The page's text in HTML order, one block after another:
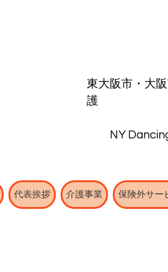
東大阪市・ 大
NY
代表挨拶 介護事業 保険外サー